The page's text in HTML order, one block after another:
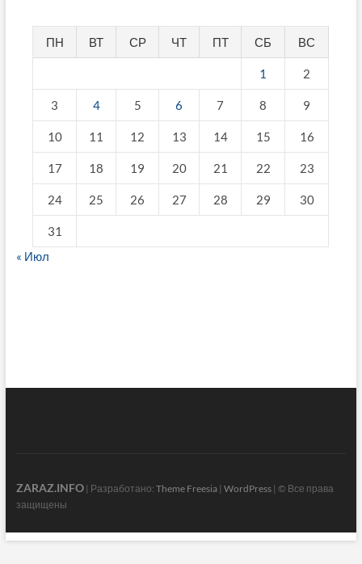
ПН ВТ СР ЧТ ПТ СБ ВС
1 2
3 4 5 6 7 8 9
10 11 12 13 14 15 16
17 18 19 20 21 22 23
24 25 26 27 28 29 30
31
« Июл
ZARAZ.INFO| Разработано: Theme Freesia| WordPress| © Все права
защищены